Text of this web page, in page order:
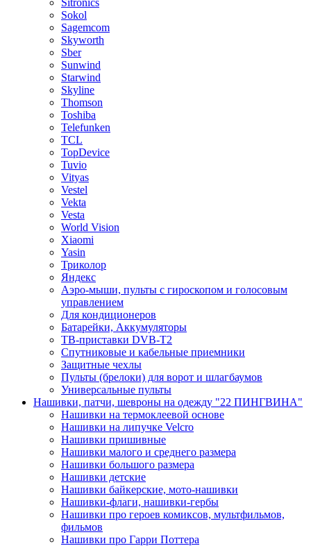
Sitronics
Sokol
Sagemcom
Skyworth
Sber
Sunwind
Starwind
Skyline
Thomson
Toshiba
Telefunken
TCL
TopDevice
Tuvio
Vityas
Vestel
Vekta
Vesta
World Vision
Xiaomi
Yasin
Триколор
Яндекс
Аэро-мыши, пульты с гироскопом и голосовым
управлением
Для кондиционеров
Батарейки, Аккумуляторы
ТВ-приставки DVB-T2
Спутниковые и кабельные приемники
Защитные чехлы
Пульты (брелоки) для ворот и шлагбаумов
Универсальные пульты
Нашивки, патчи, шевроны на одежду "22 ПИНГВИНА"
Нашивки на термоклеевой основе
Нашивки на липучке Velcro
Нашивки пришивные
Нашивки малого и среднего размера
Нашивки большого размера
Нашивки детские
Нашивки байкерские, мото-нашивки
Нашивки-флаги, нашивки-гербы
Нашивки про героев комиксов, мультфильмов,
фильмов
Нашивки про Гарри Поттера